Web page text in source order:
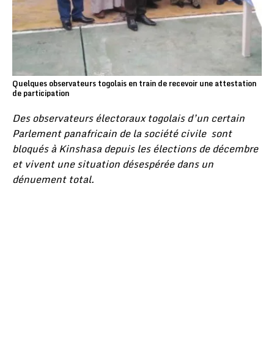
Quelques observateurs togolais en train de recevoir une attestation
de participation
Des observateurs électoraux togolais d’un certain
Parlement panafricain de la société civile sont
bloqués à Kinshasa depuis les élections de décembre
et vivent une situation désespérée dans un
dénuement total.